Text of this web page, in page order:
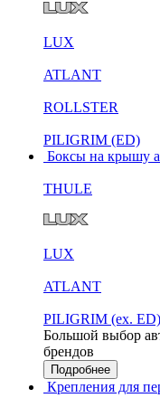
LUX
ATLANT
ROLLSTER
PILIGRIM (ED)
Боксы на крышу
THULE
LUX
ATLANT
PILIGRIM (ex. ED)
Большой выбор
брендов
Подробнее
Крепления для